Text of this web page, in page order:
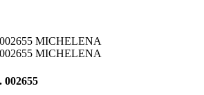
002655